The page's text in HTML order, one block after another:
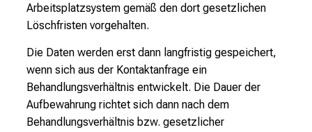
Arbeitsplatzsystem gemäß den dort gesetzlichen
Löschfristen vorgehalten.
Die Daten werden erst dann langfristig gespeichert,
wenn sich aus der Kontaktanfrage ein
Behandlungsverhältnis entwickelt. Die Dauer der
Aufbewahrung richtet sich dann nach dem
Behandlungsverhältnis bzw. gesetzlicher